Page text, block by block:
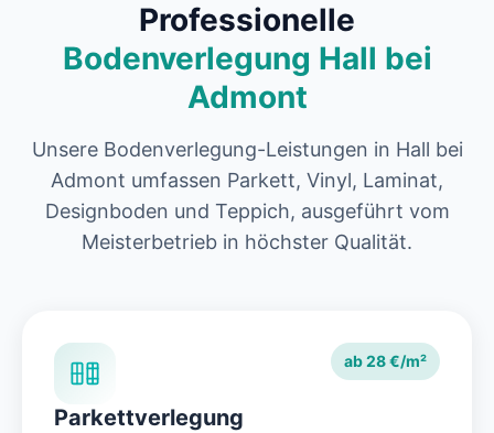
Professionelle
Bodenverlegung Hall bei
Admont
Unsere Bodenverlegung-Leistungen in Hall bei
Admont umfassen Parkett, Vinyl, Laminat,
Designboden und Teppich, ausgeführt vom
Meisterbetrieb in höchster Qualität.
ab 28 €/m²
Parkettverlegung